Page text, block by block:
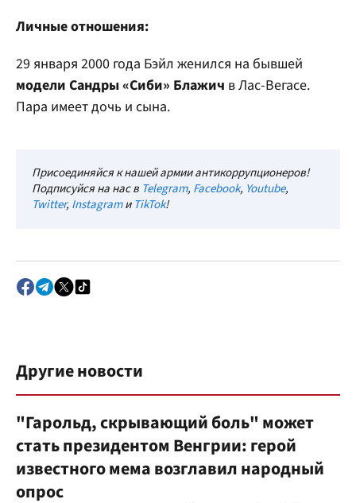
Личные отношения:
29 января 2000 года Бэйл женился на бывшей
модели Сандры «Сиби» Блажич в Лас-Вегасе.
Пара имеет дочь и сына.
Присоединяйся к нашей армии антикоррупционеров!
Подписуйся на нас в Telegram, Facebook, Youtube,
Twitter, InstagramиTikTok!
Другие новости
"Гарольд, скрывающий боль" может
стать президентом Венгрии: герой
известного мема возглавил народный
опрос